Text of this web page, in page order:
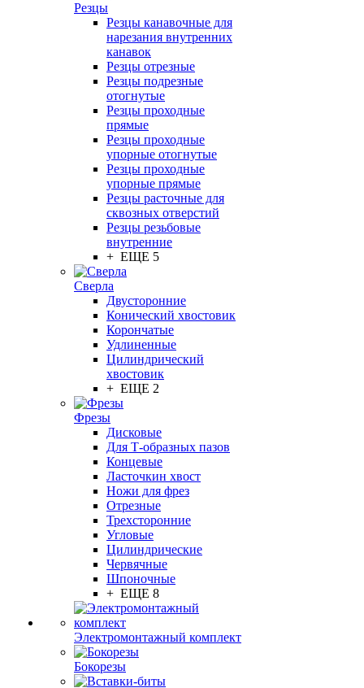
Резцы
Резцы канавочные для
нарезания внутренних
канавок
Резцы отрезные
Резцы подрезные
отогнутые
Резцы проходные
прямые
Резцы проходные
упорные отогнутые
Резцы проходные
упорные прямые
Резцы расточные для
сквозных отверстий
Резцы резьбовые
внутренние
+ ЕЩЕ 5
Сверла
Двусторонние
Конический хвостовик
Корончатые
Удлиненные
Цилиндрический
хвостовик
+ ЕЩЕ 2
Фрезы
Дисковые
Для Т-образных пазов
Концевые
Ласточкин хвост
Ножи для фрез
Отрезные
Трехсторонние
Угловые
Цилиндрические
Червячные
Шпоночные
+ ЕЩЕ 8
Электромонтажный комплект
Бокорезы